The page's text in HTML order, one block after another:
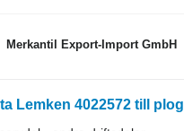
Merkantil Export-Import GmbH
Lemken 4022572 till plog